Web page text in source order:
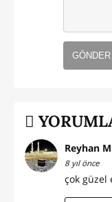
GÖNDER
Reyhan
8 yıl önce
çok güzel